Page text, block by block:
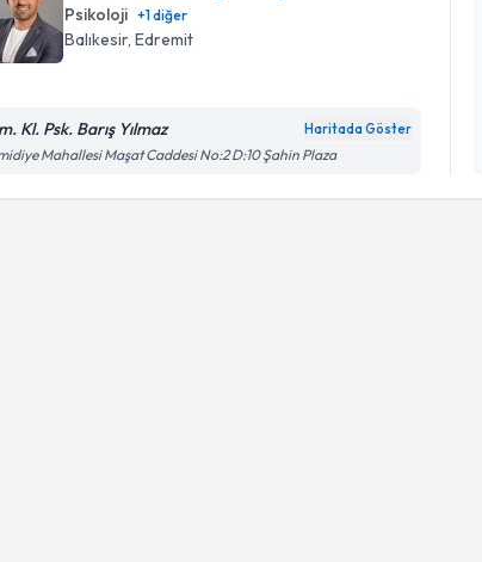
Psikoloji +1diğer
Balıkesir, Edremit
Kl. Psk. Barış Yılmaz Haritada Göster
Mahallesi Maşat Caddesi No:2 D:10 Şahin Plaza